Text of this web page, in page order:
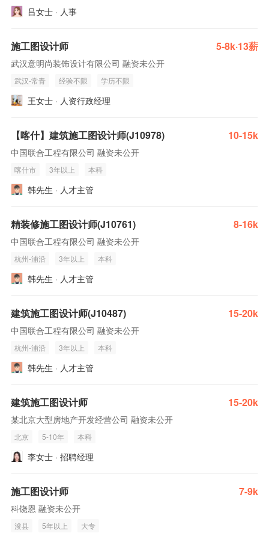
吕女士 · 人事
施工图设计师 5-8k·13薪
武汉意明尚装饰设计有限公司 融资未公开
武汉-常青 经验不限 学历不限
王女士 · 人资行政经理
【喀什】建筑施工图设计师(J10978) 10-15k
中国联合工程有限公司 融资未公开
喀什市 3年以上 本科
韩先生 · 人才主管
精装修施工图设计师(J10761) 8-16k
中国联合工程有限公司 融资未公开
杭州-浦沿 3年以上 本科
韩先生 · 人才主管
建筑施工图设计师(J10487) 15-20k
中国联合工程有限公司 融资未公开
杭州-浦沿 3年以上 本科
韩先生 · 人才主管
建筑施工图设计师 15-20k
某北京大型房地产开发经营公司 融资未公开
北京 5-10年 本科
李女士 · 招聘经理
施工图设计师 7-9k
科饶恩 融资未公开
浚县 5年以上 大专